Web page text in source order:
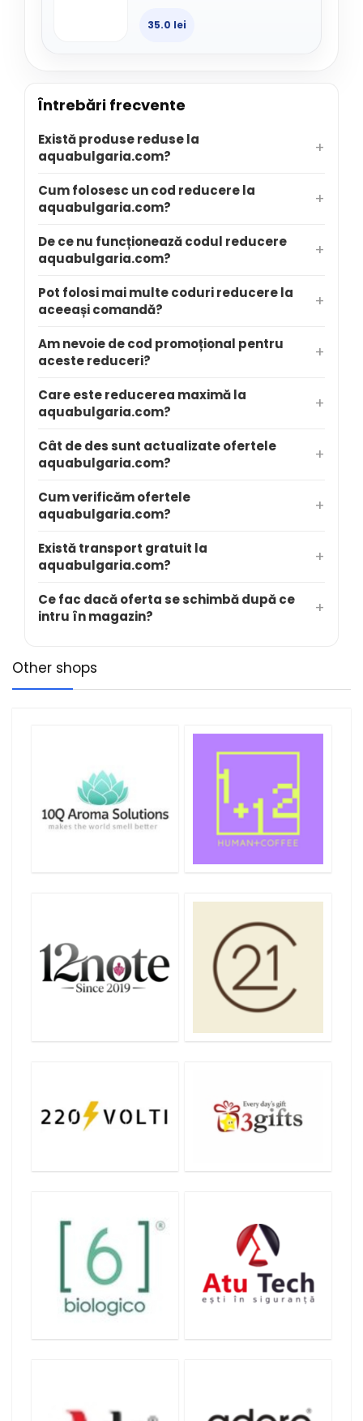
35.0 lei
Întrebări frecvente
Există produse reduse la
aquabulgaria.com?
Cum folosesc un cod reducere la
aquabulgaria.com?
De ce nu funcționează codul reducere
aquabulgaria.com?
Pot folosi mai multe coduri reducere la
aceeași comandă?
Am nevoie de cod promoțional pentru
aceste reduceri?
Care este reducerea maximă la
aquabulgaria.com?
Cât de des sunt actualizate ofertele
aquabulgaria.com?
Cum verificăm ofertele
aquabulgaria.com?
Există transport gratuit la
aquabulgaria.com?
Ce fac dacă oferta se schimbă după ce
intru în magazin?
Other shops